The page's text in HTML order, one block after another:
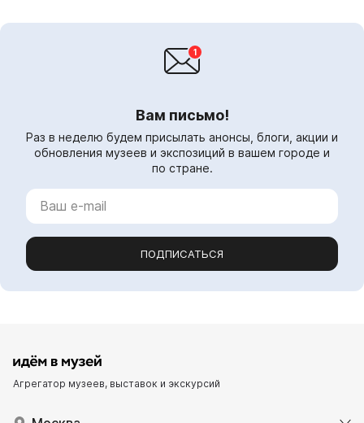
Вам письмо!
Раз в неделю будем присылать анонсы, блоги, акции и
обновления музеев и экспозиций в вашем городе и
по стране.
ПОДПИСАТЬСЯ
Агрегатор музеев, выставок и экскурсий